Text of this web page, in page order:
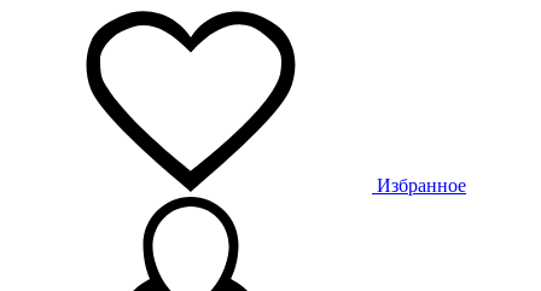
Избранное